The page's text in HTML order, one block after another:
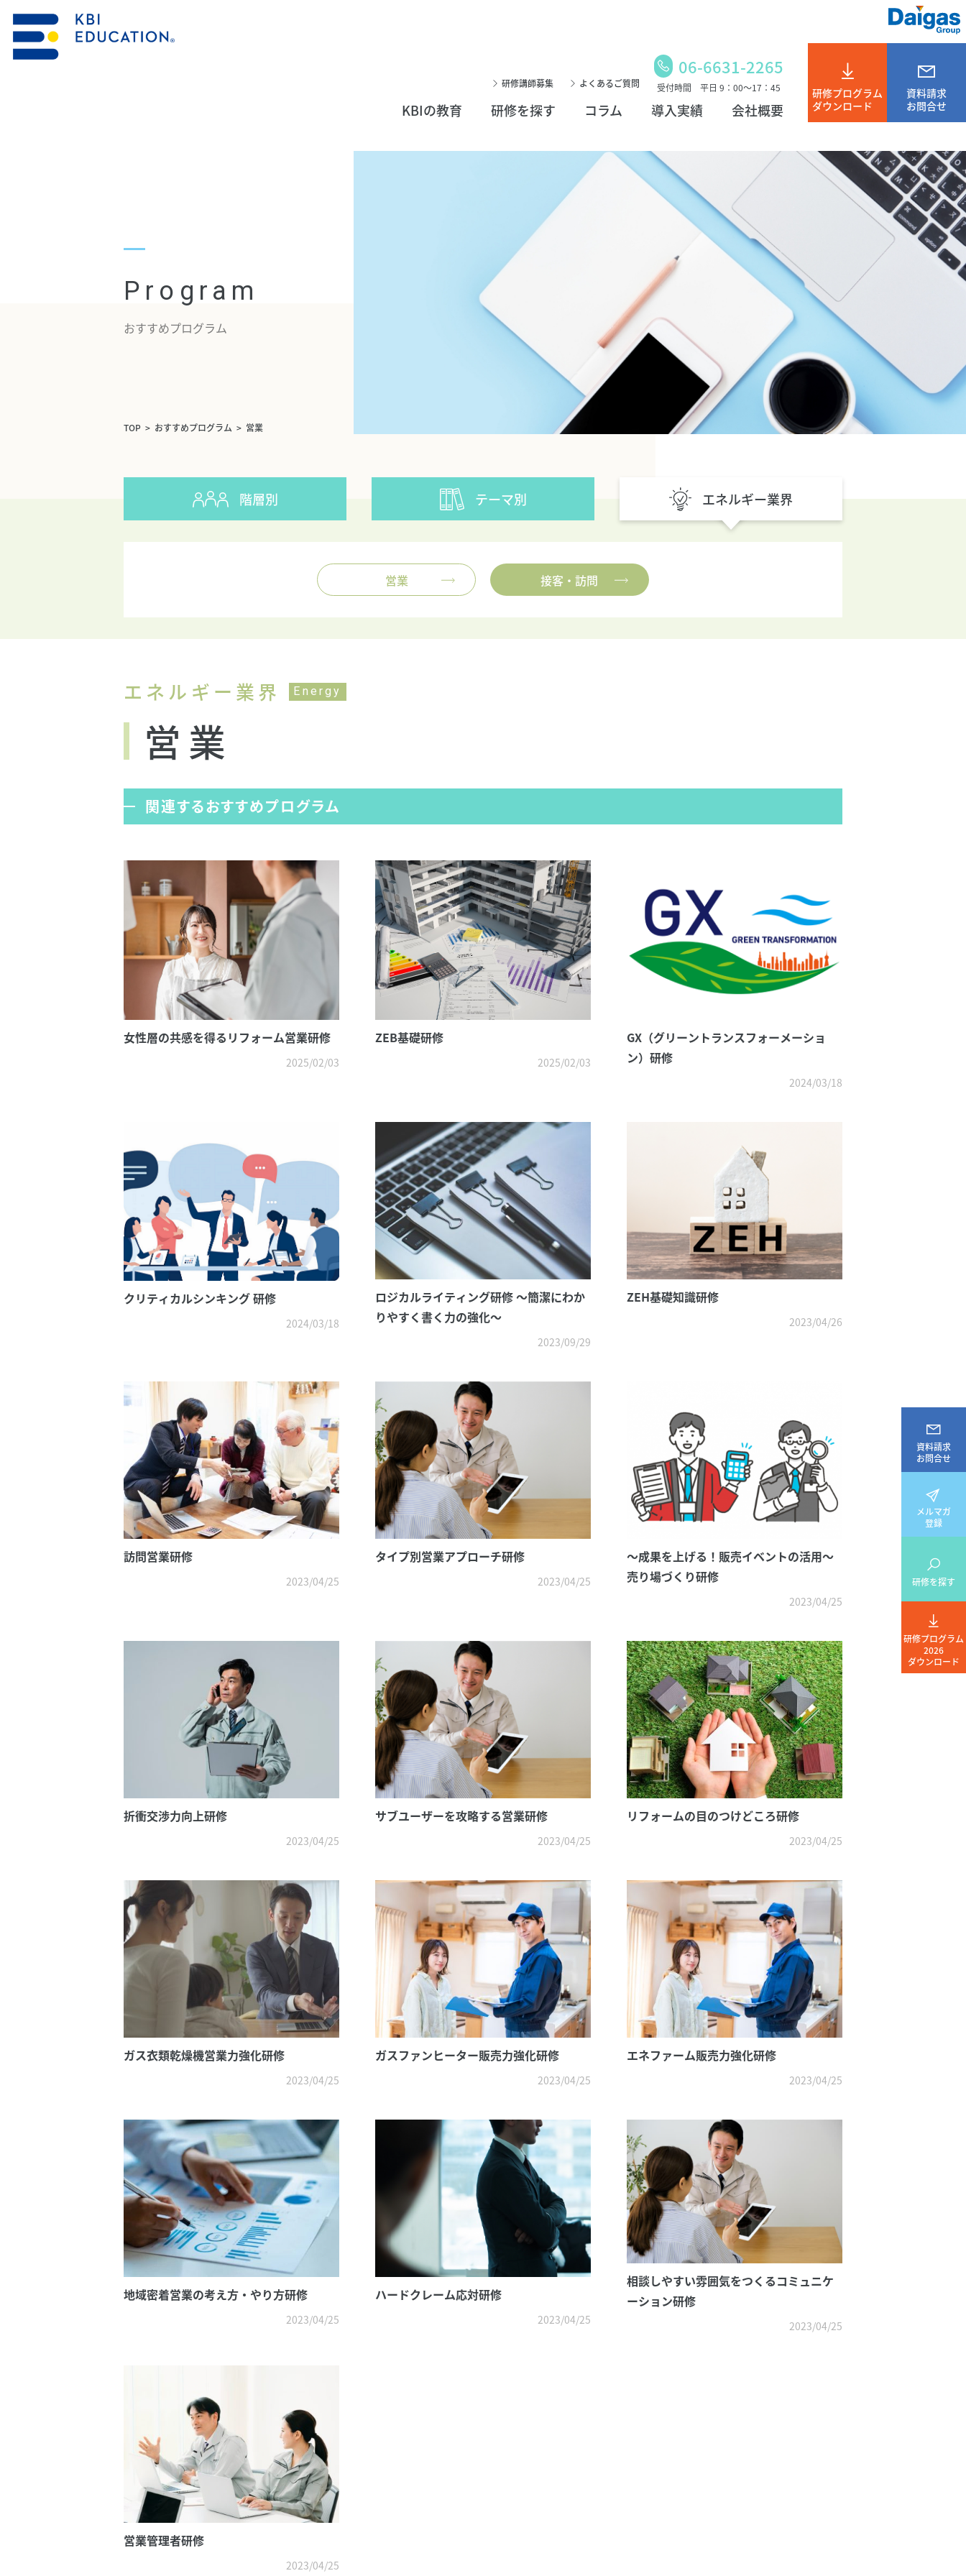
研修講師募集 よくあるご質問
06-6631-2265
受付時間 平日 9：00～17：45
研修プログラム
ダウンロード
資料請求
お問合せ
KBIの教育 研修を探す コラム 導入実績 会社概要
メルマガ登録
研修講師募集 よくあるご質問
06-6631-2265
Program
おすすめプログラム
TOP おすすめプログラム 営業
階層別 テーマ別 エネルギー業界
営業 接客・訪問
エネルギー業界 Energy
営業
関連するおすすめプログラム
女性層の共感を得るリフォーム営業研修
2025/02/03
ZEB基礎研修
2025/02/03
GX（グリーントランスフォーメーショ
ン）研修
2024/03/18
クリティカルシンキング 研修
2024/03/18
ロジカルライティング研修 ～簡潔にわか
りやすく書く力の強化～
2023/09/29
ZEH基礎知識研修
2023/04/26
訪問営業研修
2023/04/25
タイプ別営業アプローチ研修
2023/04/25
～成果を上げる！販売イベントの活用～
売り場づくり研修
2023/04/25
折衝交渉力向上研修
2023/04/25
サブユーザーを攻略する営業研修
2023/04/25
リフォームの目のつけどころ研修
2023/04/25
ガス衣類乾燥機営業力強化研修
2023/04/25
ガスファンヒーター販売力強化研修
2023/04/25
エネファーム販売力強化研修
2023/04/25
地域密着営業の考え方・やり方研修
2023/04/25
ハードクレーム応対研修
2023/04/25
相談しやすい雰囲気をつくるコミュニケ
ーション研修
2023/04/25
営業管理者研修
2023/04/25
資料請求
お問合せ
メルマガ
登録
研修を探す
研修プログラム
2026
ダウンロード